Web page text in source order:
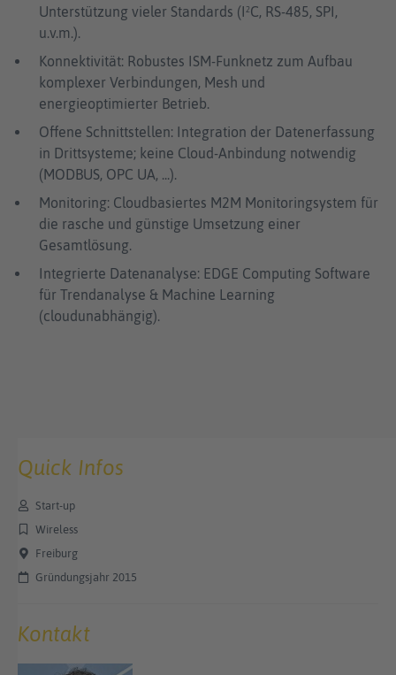
Unterstützung vieler Standards (I²C, RS-485, SPI,
u.v.m.).
Konnektivität: Robustes ISM-Funknetz zum Aufbau
komplexer Verbindungen, Mesh und
energieoptimierter Betrieb.
Offene Schnittstellen: Integration der Datenerfassung
in Drittsysteme; keine Cloud-Anbindung notwendig
(MODBUS, OPC UA, ...).
Monitoring: Cloudbasiertes M2M Monitoringsystem für
die rasche und günstige Umsetzung einer
Gesamtlösung.
Integrierte Datenanalyse: EDGE Computing Software
für Trendanalyse & Machine Learning
(cloudunabhängig).
Quick Infos
Start-up
Wireless
Freiburg
Gründungsjahr 2015
Kontakt